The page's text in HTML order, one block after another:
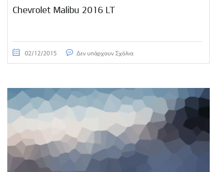
Chevrolet Malibu 2016 LT
02/12/2015 Δεν υπάρχουν Σχόλια